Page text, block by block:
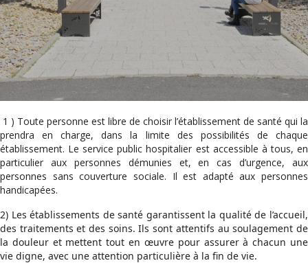
1 ) Toute personne est libre de choisir l’établissement de santé qui la
prendra en charge, dans la limite des possibilités de chaque
établissement. Le service public hospitalier est accessible à tous, en
particulier aux personnes démunies et, en cas d’urgence, aux
personnes sans couverture sociale. Il est adapté aux personnes
handicapées.
2) Les établissements de santé garantissent la qualité de l’accueil,
des traitements et des soins. Ils sont attentifs au soulagement de
la douleur et mettent tout en œuvre pour assurer à chacun une
vie digne, avec une attention particulière à la fin de vie.